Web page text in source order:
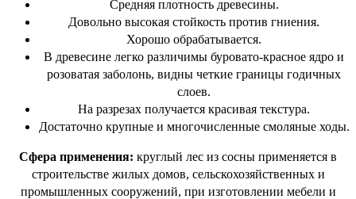
Средняя плотность древесины.
Довольно высокая стойкость против гниения.
Хорошо обрабатывается.
В древесине легко различимы буровато-красное ядро и
розоватая заболонь, видны четкие границы годичных
слоев.
На разрезах получается красивая текстура.
Достаточно крупные и многочисленные смоляные ходы.
Сфера применения: круглый лес из сосны применяется в
строительстве жилых домов, сельскохозяйственных и
промышленных сооружений, при изготовлении мебели и